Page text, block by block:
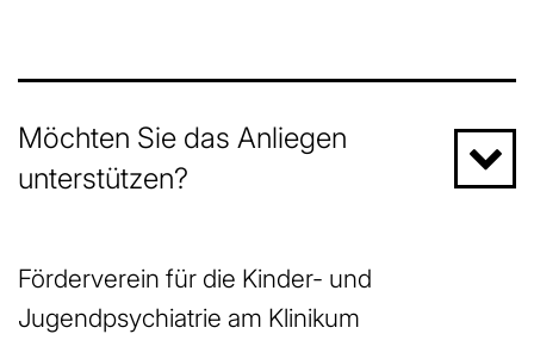
Möchten Sie das Anliegen
unterstützen?
Förderverein für die Kinder- und
Jugendpsychiatrie am Klinikum